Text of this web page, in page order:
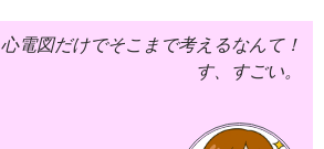
心電図だけでそこまで考えるなんて！
す、すごい。